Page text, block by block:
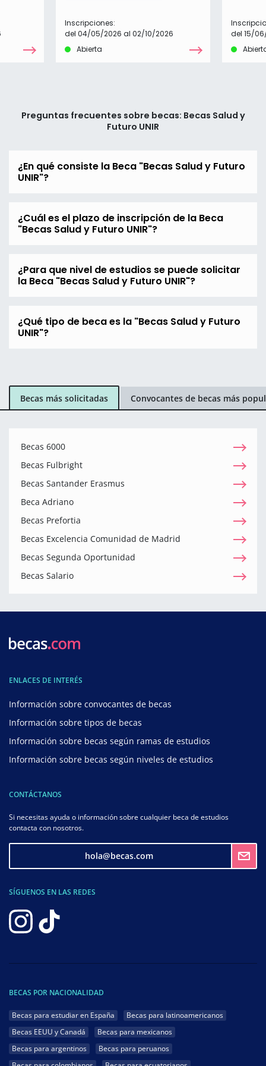
Inscripciones:
del 04/05/2026 al 02/10/2026
Abierta
del 15/
Preguntas frecuentes sobre becas: Becas Salud y
Futuro UNIR
¿En qué consiste la Beca "Becas Salud y Futuro
UNIR"?
¿Cuál es el plazo de inscripción de la Beca
"Becas Salud y Futuro UNIR"?
¿Para que nivel de estudios se puede solicitar
la Beca "Becas Salud y Futuro UNIR"?
¿Qué tipo de beca es la "Becas Salud y Futuro
UNIR"?
Becas más solicitadas Convocantes de becas más
Becas 6000
Becas Fulbright
Becas Santander Erasmus
Beca Adriano
Becas Prefortia
Becas Excelencia Comunidad de Madrid
Becas Segunda Oportunidad
Becas Salario
ENLACES DE INTERÉS
Información sobre convocantes de becas
Información sobre tipos de becas
Información sobre becas según ramas de estudios
Información sobre becas según niveles de estudios
CONTÁCTANOS
Si necesitas ayuda o información sobre cualquier beca de estudios
contacta con nosotros.
hola@becas.com
SÍGUENOS EN LAS REDES
BECAS POR NACIONALIDAD
Becas para estudiar en España
Becas para latinoamericanos
Becas EEUU y Canadá
Becas para mexicanos
Becas para argentinos
Becas para peruanos